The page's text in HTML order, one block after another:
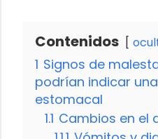
Contenidos
1 Signos de
podrían indicar
estomacal
1.1 Cambios en el